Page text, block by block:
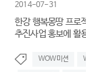
2014-07-31
한강 행복몽땅 프로
추진사업 홍보에 활
WOW미션